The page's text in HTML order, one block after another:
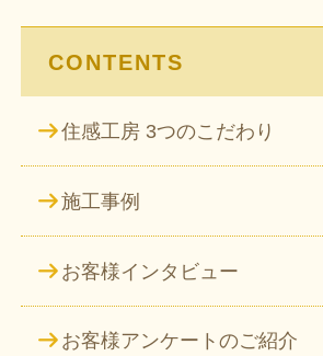
CONTENTS
住感工房 3つのこだわり
施工事例
お客様インタビュー
お客様アンケートのご紹介